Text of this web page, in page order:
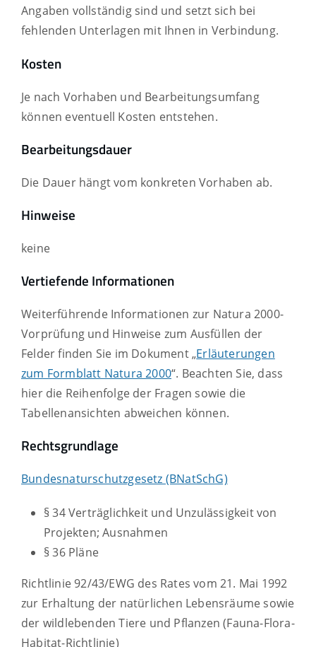
Angaben vollständig sind und setzt sich bei
fehlenden Unterlagen mit Ihnen in Verbindung.
Kosten
Je nach Vorhaben und Bearbeitungsumfang
können eventuell Kosten entstehen.
Bearbeitungsdauer
Die Dauer hängt vom konkreten Vorhaben ab.
Hinweise
keine
Vertiefende Informationen
Weiterführende Informationen zur Natura 2000-
Vorprüfung und Hinweise zum Ausfüllen der
Felder finden Sie im Dokument „Erläuterungen
zum Formblatt Natura 2000“. Beachten Sie, dass
hier die Reihenfolge der Fragen sowie die
Tabellenansichten abweichen können.
Rechtsgrundlage
Bundesnaturschutzgesetz (BNatSchG)
§ 34 Verträglichkeit und Unzulässigkeit von
Projekten; Ausnahmen
§ 36 Pläne
Richtlinie 92/43/EWG des Rates vom 21. Mai 1992
zur Erhaltung der natürlichen Lebensräume sowie
der wildlebenden Tiere und Pflanzen(Fauna-Flora-
Habitat-Richtlinie)